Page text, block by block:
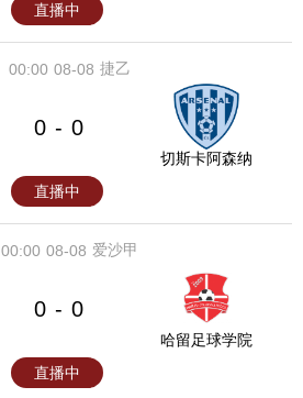
直播中
08-08
00:00 捷乙
0 - 0
切斯卡阿森纳
直播中
08-08
00:00 爱沙甲
0 - 0
哈留足球学院
直播中